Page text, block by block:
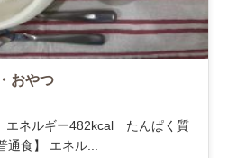
おやつ
エネルギー482kcal たんぱく質
食】 エネル...